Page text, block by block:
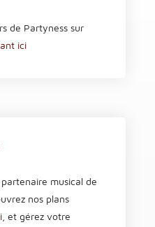
de Partyness sur
ici
musical de
nos plans
, et gérez votre